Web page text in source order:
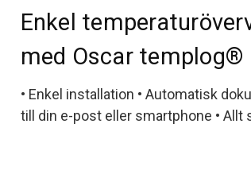
Enkel
med Oscar templog®
• Enkel installation • Automatisk
till din e-post eller smartphone • Allt